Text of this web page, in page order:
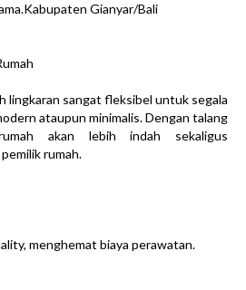
Gianyar/Bali
lingkaran sangat fleksibel untuk segala
ataupun minimalis. Dengan talang
akan lebih indah sekaligus
rumah.
menghemat biaya perawatan.